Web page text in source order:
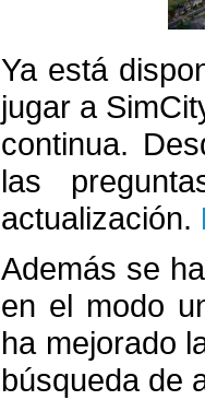
Ya está
jugar a
continua.
las
actualización.
Además se
en el modo
ha mejorado
búsqueda de